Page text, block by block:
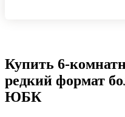
Купить 6-
редкий формат
ЮБК